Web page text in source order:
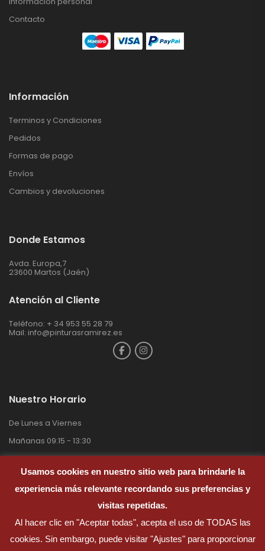
Contacto
Información
Terminos y Condiciones
Pedidos
Formas de pago
Envíos
Cambios y devoluciones
Donde Estamos
Avda. Europa,7
23600 Martos (Jaén)
Atención al Cliente
Teléfono: + 34 953 55 28 79
Mail: info@pinturasramirez.es
Nuestro Horario
De Lunes a Viernes
Mañanas 09:15 - 13:30
Tardes 17:00 - 20.00
Sábados 09:30 – 13:00
Domingos Cerrado
Usamos cookies en nuestro sitio web para brindarle la
experiencia más relevante recordando sus preferencias y
visitas repetidas.
Al hacer clic en "Aceptar todas", acepta el uso de TODAS las
cookies. Sin embargo, puede visitar "Ajustes" para proporcionar